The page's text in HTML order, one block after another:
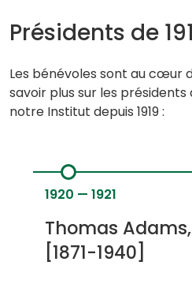
Présidents de
Les bénévoles sont au cœur
savoir plus sur les présidents
notre Institut depuis 1919 :
1920 — 1921
Thomas Adams,
[1871-1940]